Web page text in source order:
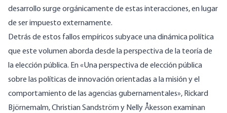
desarrollo surge orgánicamente de estas interacciones, en lugar
de ser impuesto externamente.
Detrás de estos fallos empíricos subyace una dinámica política
que este volumen aborda desde la perspectiva de la teoría de
la elección pública. En «Una perspectiva de elección pública
sobre las políticas de innovación orientadas a la misión y el
comportamiento de las agencias gubernamentales», Rickard
Björnemalm, Christian Sandström y Nelly Åkesson examinan